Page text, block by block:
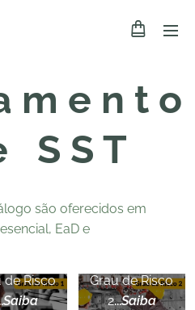
m e n t o
S S T
são oferecidos em
EaD e
de Risco
Saiba
Grau de Risco
2...Saiba